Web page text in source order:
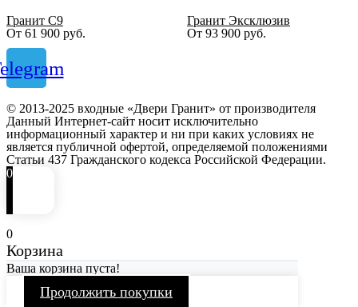
Гранит С9
От 61 900 руб.
Гранит Эксклюзив
От 93 900 руб.
© 2013-2025 входные «Двери Гранит» от производителя
Данный Интернет-сайт носит исключительно
информационный характер и ни при каких условиях не
является публичной офертой, определяемой положениями
Статьи 437 Гражданского кодекса Российской Федерации.
0
0
Корзина
Ваша корзина пуста!
Продолжить покупки